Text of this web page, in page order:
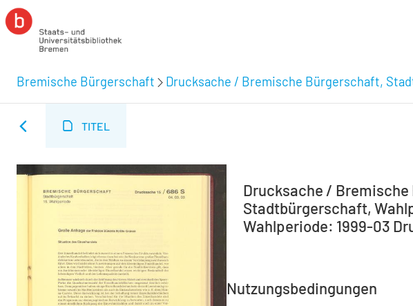
Bremische Bürgerschaft Drucksache / Bremische Bürgerschaft,
TITEL
Drucksache /
Stadtbürgerschaft,
Wahlperiode: 1999-03
Nutzungsbedingungen